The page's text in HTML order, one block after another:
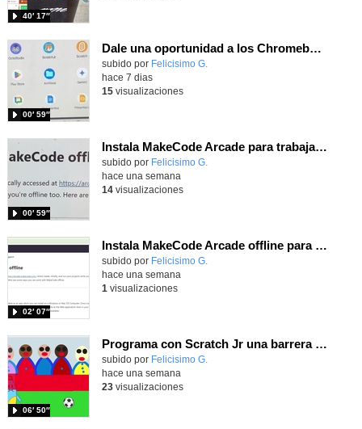
40′ 17″
Dale una oportunidad a los Chromebooks y utiliza un proyector para realizar talleres si no tienes pantallas táctiles
Contenido educativo.
subido por Felicisimo G.
00′ 59″
hace 7 dias
15visualizaciones
Instala MakeCode Arcade para trabajar offline en tu tablet, ordenador, Chromebook
Contenido educativo.
subido por Felicisimo G.
00′ 59″
hace una semana
14visualizaciones
Instala MakeCode Arcade offline para programar grandes juegos sin necesidad de Internet
Contenido educativo.
subido por Felicisimo G.
02′ 07″
hace una semana
1 visualizaciones
Programa con Scratch Jr una barrera que se desplaza para dar sensación de movimiento
Contenido educativo.
subido por Felicisimo G.
06′ 50″
hace una semana
23visualizaciones